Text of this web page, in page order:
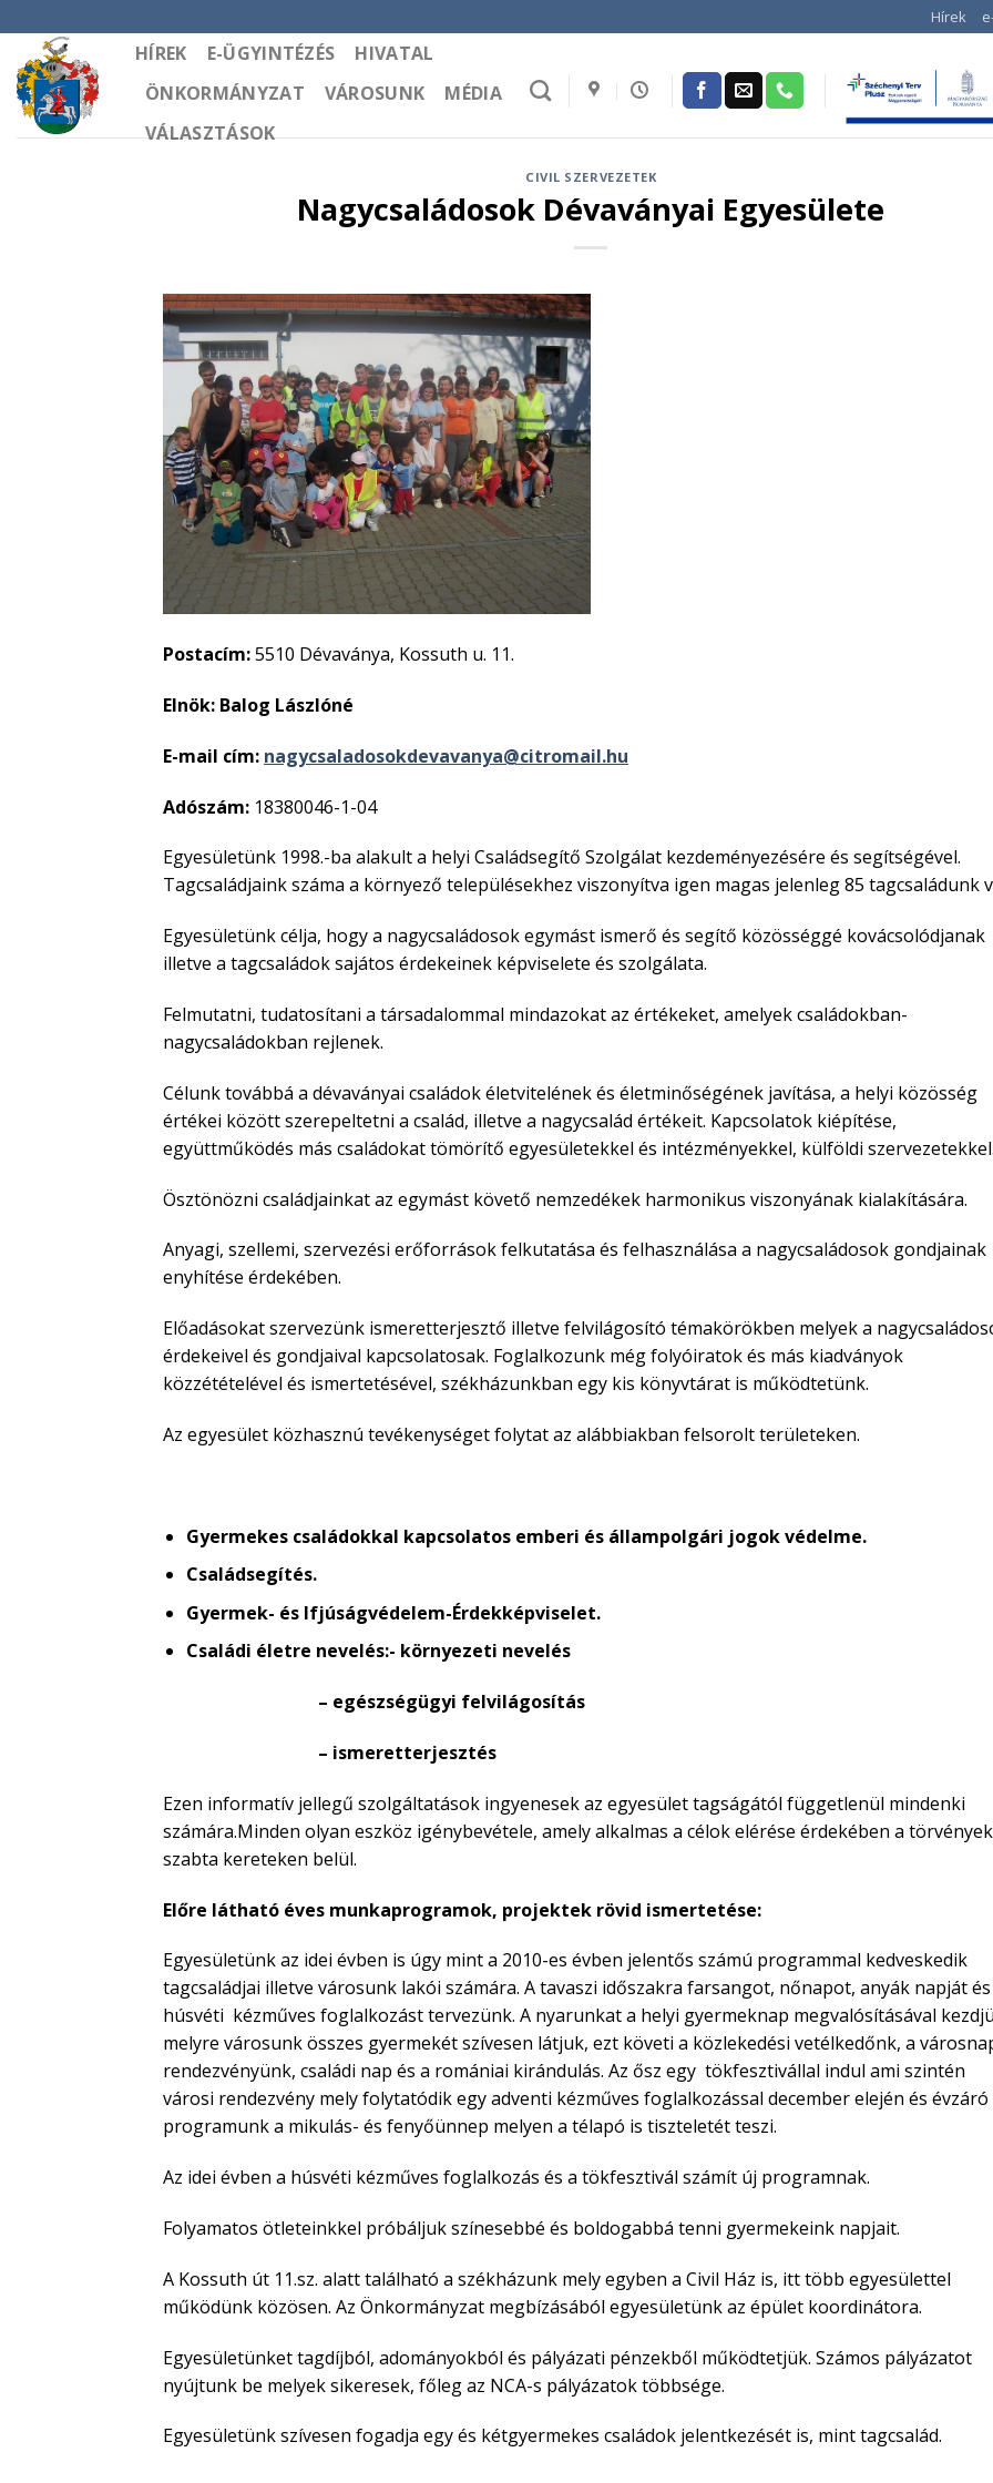
to
content
Hírek
HÍREK E-ÜGYINTÉZÉS
HIVATAL
ÖNKORMÁNYZAT
VÁROSUNK
MÉDIA
VÁLASZTÁSOK
CIVIL SZERVEZETEK
Nagycsaládosok Dévaványai Egyesülete
Postacím:5510 Dévaványa, Kossuth u. 11.
Elnök: Balog Lászlóné
E-mail cím: nagycsaladosokdevavanya@citromail.hu
Adószám: 18380046-1-04
Egyesületünk 1998.-ba alakult a helyi Családsegítő Szolgálat kezdeményezésére és segítségével.
Tagcsaládjaink száma a környező településekhez viszonyítva igen magas jelenleg 85 tagcsaládunk
Egyesületünk célja, hogy a nagycsaládosok egymást ismerő és segítő közösséggé kovácsolódjanak
illetve a tagcsaládok sajátos érdekeinek képviselete és szolgálata.
Felmutatni, tudatosítani a társadalommal mindazokat az értékeket, amelyek családokban-
nagycsaládokban rejlenek.
Célunk továbbá a dévaványai családok életvitelének és életminőségének javítása, a helyi közösség
értékei között szerepeltetni a család, illetve a nagycsalád értékeit. Kapcsolatok kiépítése,
együttműködés más családokat tömörítő egyesületekkel és intézményekkel, külföldi szervezetekkel.
Ösztönözni családjainkat az egymást követő nemzedékek harmonikus viszonyának kialakítására.
Anyagi, szellemi, szervezési erőforrások felkutatása és felhasználása a nagycsaládosok gondjainak
enyhítése érdekében.
Előadásokat szervezünk ismeretterjesztő illetve felvilágosító témakörökben melyek a
érdekeivel és gondjaival kapcsolatosak. Foglalkozunk még folyóiratok és más kiadványok
közzétételével és ismertetésével, székházunkban egy kis könyvtárat is működtetünk.
Az egyesület közhasznú tevékenységet folytat az alábbiakban felsorolt területeken.
Gyermekes családokkal kapcsolatos emberi és állampolgári jogok védelme.
Családsegítés.
Gyermek- és Ifjúságvédelem-Érdekképviselet.
Családi életre nevelés:- környezeti nevelés
– egészségügyi felvilágosítás
– ismeretterjesztés
Ezen informatív jellegű szolgáltatások ingyenesek az egyesület tagságától függetlenül mindenki
számára.Minden olyan eszköz igénybevétele, amely alkalmas a célok elérése érdekében a törvények
szabta kereteken belül.
Előre látható éves munkaprogramok, projektek rövid ismertetése:
Egyesületünk az idei évben is úgy mint a 2010-es évben jelentős számú programmal kedveskedik
tagcsaládjai illetve városunk lakói számára. A tavaszi időszakra farsangot, nőnapot, anyák napját és
húsvéti kézműves foglalkozást tervezünk. A nyarunkat a helyi gyermeknap megvalósításával
melyre városunk összes gyermekét szívesen látjuk, ezt követi a közlekedési vetélkedőnk, a
rendezvényünk, családi nap és a romániai kirándulás. Az ősz egy tökfesztivállal indul ami szintén
városi rendezvény mely folytatódik egy adventi kézműves foglalkozással december elején és évzáró
programunk a mikulás- és fenyőünnep melyen a télapó is tiszteletét teszi.
Az idei évben a húsvéti kézműves foglalkozás és a tökfesztivál számít új programnak.
Folyamatos ötleteinkkel próbáljuk színesebbé és boldogabbá tenni gyermekeink napjait.
A Kossuth út 11.sz. alatt található a székházunk mely egyben a Civil Ház is, itt több egyesülettel
működünk közösen. Az Önkormányzat megbízásából egyesületünk az épület koordinátora.
Egyesületünket tagdíjból, adományokból és pályázati pénzekből működtetjük. Számos pályázatot
nyújtunk be melyek sikeresek, főleg az NCA-s pályázatok többsége.
Egyesületünk szívesen fogadja egy és kétgyermekes családok jelentkezését is, mint tagcsalád.